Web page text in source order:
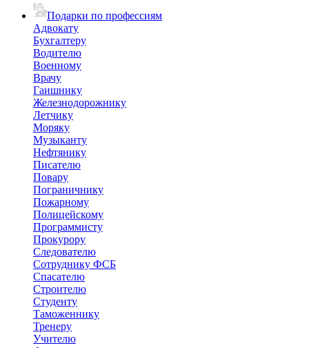
Подарки по профессиям
Адвокату
Бухгалтеру
Водителю
Военному
Врачу
Гаишнику
Железнодорожнику
Летчику
Моряку
Музыканту
Нефтянику
Писателю
Повару
Пограничнику
Пожарному
Полицейскому
Программисту
Прокурору
Следователю
Сотруднику ФСБ
Спасателю
Строителю
Студенту
Таможеннику
Тренеру
Учителю